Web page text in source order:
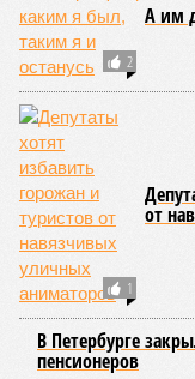
Версия //Власть
горячей воды в Петербурге
Названы главные
горячей воды в
Домыслы и
Названы главные мифы